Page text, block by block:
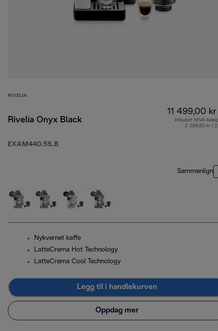
RIVELIA
Rivelia Onyx Black
EXAM440.55.B
11 499,00 kr
Inkludert MVA-
2 299,80 kr (
Sammenlign
Nykvernet kaffe
LatteCrema Hot Technology
LatteCrema Cool Technology
Legg til i handlekurven
Oppdag mer